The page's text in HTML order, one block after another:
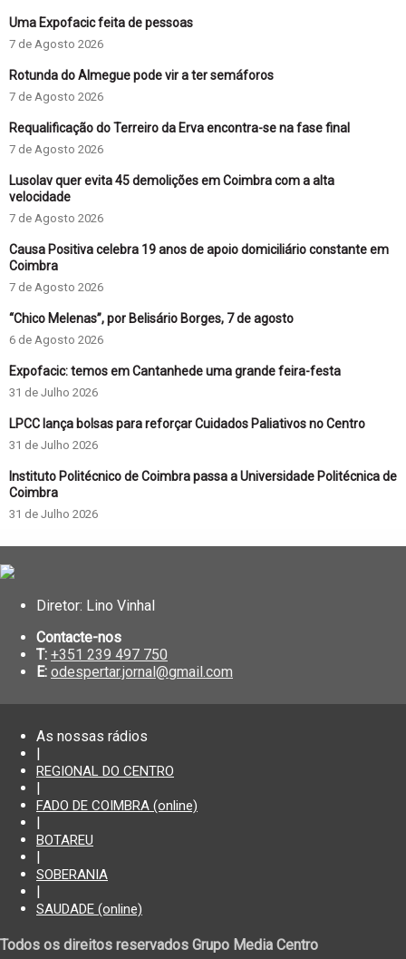
Uma Expofacic feita de pessoas
7 de Agosto 2026
Rotunda do Almegue pode vir a ter semáforos
7 de Agosto 2026
Requalificação do Terreiro da Erva encontra-se na fase final
7 de Agosto 2026
Lusolav quer evita 45 demolições em Coimbra com a alta
velocidade
7 de Agosto 2026
Causa Positiva celebra 19 anos de apoio domiciliário constante em
Coimbra
7 de Agosto 2026
“Chico Melenas”, por Belisário Borges, 7 de agosto
6 de Agosto 2026
Expofacic: temos em Cantanhede uma grande feira-festa
31 de Julho 2026
LPCC lança bolsas para reforçar Cuidados Paliativos no Centro
31 de Julho 2026
Instituto Politécnico de Coimbra passa a Universidade Politécnica de
Coimbra
31 de Julho 2026
Diretor: Lino Vinhal
Contacte-nos
T: +351 239 497 750
E: odespertar.jornal@gmail.com
As nossas rádios
|
REGIONAL DO CENTRO
|
FADO DE COIMBRA (online)
|
BOTAREU
|
SOBERANIA
|
SAUDADE (online)
Todos os direitos reservados Grupo Media Centro